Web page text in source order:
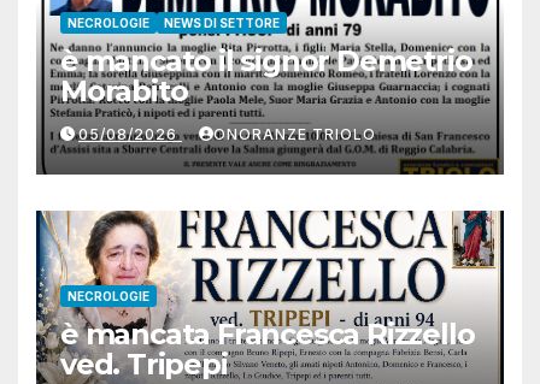
NECROLOGIE NEWS DI SETTORE
è mancato il signor Demetrio
Morabito
05/08/2026 ONORANZE TRIOLO
NECROLOGIE
è mancata Francesca Rizzello
ved. Tripepi